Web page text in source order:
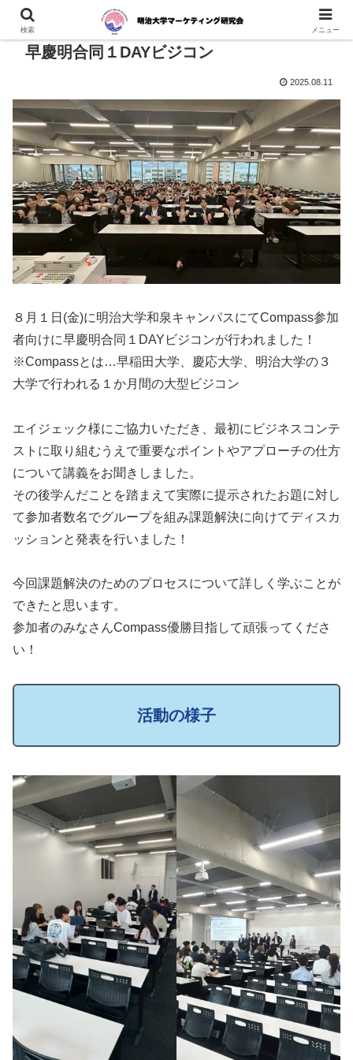
早慶明合同１DAYビジコン
2025.08.11
８月１日(金)に明治大学和泉キャンパスにてCompass参加
者向けに早慶明合同１DAYビジコンが行われました！
※Compassとは…早稲田大学、慶応大学、明治大学の３
大学で行われる１か月間の大型ビジコン
エイジェック様にご協力いただき、最初にビジネスコンテ
ストに取り組むうえで重要なポイントやアプローチの仕方
について講義をお聞きしました。
その後学んだことを踏まえて実際に提示されたお題に対し
て参加者数名でグループを組み課題解決に向けてディスカ
ッションと発表を行いました！
今回課題解決のためのプロセスについて詳しく学ぶことが
できたと思います。
参加者のみなさんCompass優勝目指して頑張ってくださ
い！
活動の様子
検索 メニュー